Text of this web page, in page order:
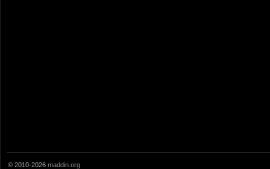
© 2010-2026 maddin.org